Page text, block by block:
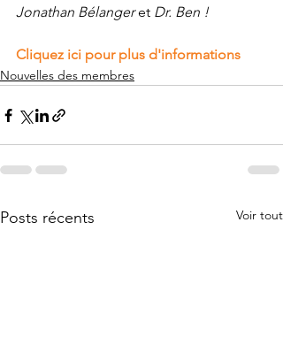
Jonathan Bélanger et Dr. Ben !
Cliquez ici pour plus d'informations
Nouvelles des membres
Posts récents Voir tout